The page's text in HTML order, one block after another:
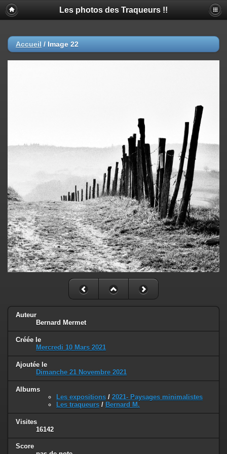
Les photos des Traqueurs !!
Accueil / Image 22
Auteur
Bernard Mermet
Créée le
Mercredi 10 Mars 2021
Ajoutée le
Dimanche 21 Novembre 2021
Albums
Les expositions / 2021- Paysages minimalistes
Les traqueurs / Bernard M.
Visites
16142
Score